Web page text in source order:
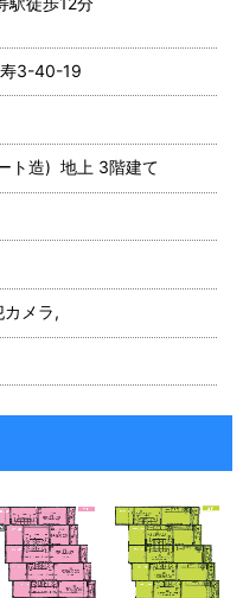
3-40-19
ト造) 地上 3階建て
カメラ,